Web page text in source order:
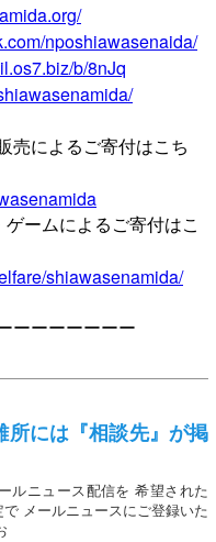
nposhiawasenaida/
b/8nJq
売によるご寄付はこち
ゲームによるご寄付はこ
shiawasenamida/
ーーーーーー
所には『相談先』が掲
ルニュース配信を 希望された
メールニュースにご登録いた